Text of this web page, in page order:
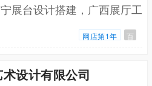
展台设计搭建，广西展厅工
网店第1年 百
设计有限公司